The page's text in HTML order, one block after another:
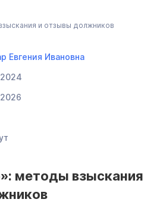
и отзывы должников
Евгения Ивановна
методы взыскания